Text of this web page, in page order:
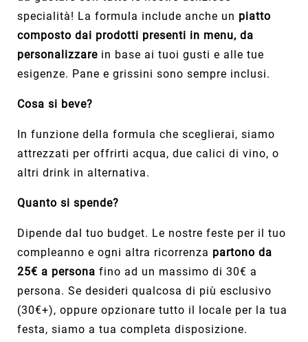
specialità! La formula include anche un piatto
composto dai prodotti presenti in menu, da
personalizzare in base ai tuoi gusti e alle tue
esigenze. Pane e grissini sono sempre inclusi.
Cosa si beve?
In funzione della formula che sceglierai, siamo
attrezzati per offrirti acqua, due calici di vino, o
altri drink in alternativa.
Quanto si spende?
Dipende dal tuo budget. Le nostre feste per il tuo
compleanno e ogni altra ricorrenza partono da
25€ a persona fino ad un massimo di 30€ a
persona. Se desideri qualcosa di più esclusivo
(30€+), oppure opzionare tutto il locale per la tua
festa, siamo a tua completa disposizione.